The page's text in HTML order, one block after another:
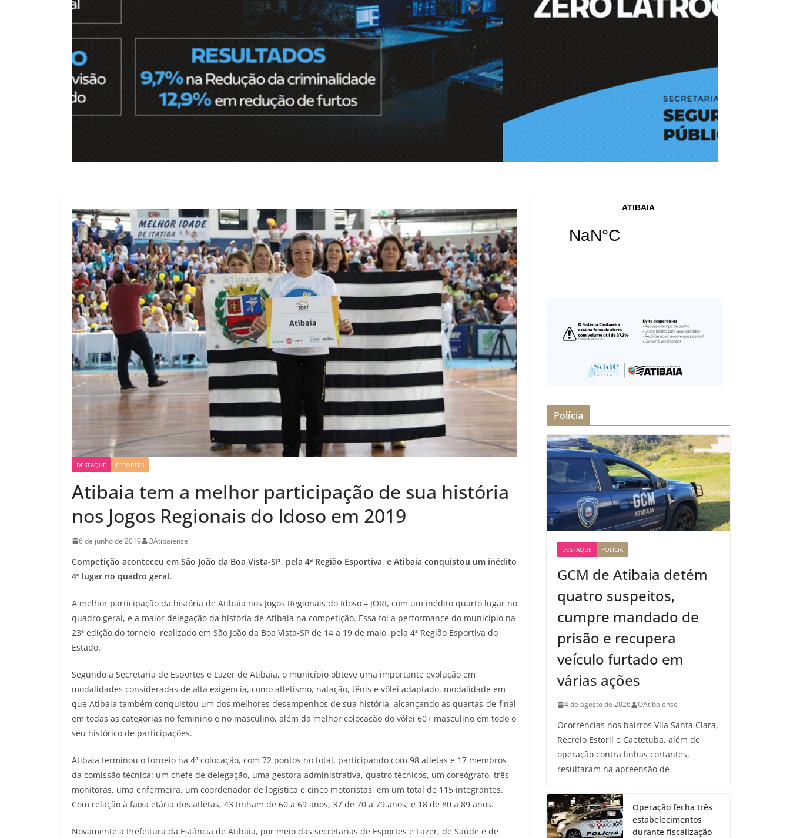
DESTAQUE ESPORTES
Atibaia tem a melhor participação de sua história
nos Jogos Regionais do Idoso em 2019
6 de junho de 2019 OAtibaiense
Competição aconteceu em São João da Boa Vista-SP, pela 4ª Região Esportiva, e Atibaia conquistou um inédito
4º lugar no quadro geral.
A melhor participação da história de Atibaia nos Jogos Regionais do Idoso – JORI, com um inédito quarto lugar no
quadro geral, e a maior delegação da história de Atibaia na competição. Essa foi a performance do município na
23ª edição do torneio, realizado em São João da Boa Vista-SP de 14 a 19 de maio, pela 4ª Região Esportiva do
Estado.
Segundo a Secretaria de Esportes e Lazer de Atibaia, o município obteve uma importante evolução em
modalidades consideradas de alta exigência, como atletismo, natação, tênis e vôlei adaptado, modalidade em
que Atibaia também conquistou um dos melhores desempenhos de sua história, alcançando as quartas-de-final
em todas as categorias no feminino e no masculino, além da melhor colocação do vôlei 60+ masculino em todo o
seu histórico de participações.
Atibaia terminou o torneio na 4ª colocação, com 72 pontos no total, participando com 98 atletas e 17 membros
da comissão técnica: um chefe de delegação, uma gestora administrativa, quatro técnicos, um coreógrafo, três
monitoras, uma enfermeira, um coordenador de logística e cinco motoristas, em um total de 115 integrantes.
Com relação à faixa etária dos atletas, 43 tinham de 60 a 69 anos; 37 de 70 a 79 anos; e 18 de 80 a 89 anos.
Novamente a Prefeitura da Estância de Atibaia, por meio das secretarias de Esportes e Lazer, de Saúde e de
Polícia
DESTAQUE POLÍCIA
GCM de Atibaia detém
quatro suspeitos,
cumpre mandado de
prisão e recupera
veículo furtado em
várias ações
4 de agosto de 2026 OAtibaiense
Ocorrências nos bairros Vila Santa Clara,
Recreio Estoril e Caetetuba, além de
operação contra linhas cortantes,
resultaram na apreensão de
Operação fecha três
estabelecimentos
durante fiscalização